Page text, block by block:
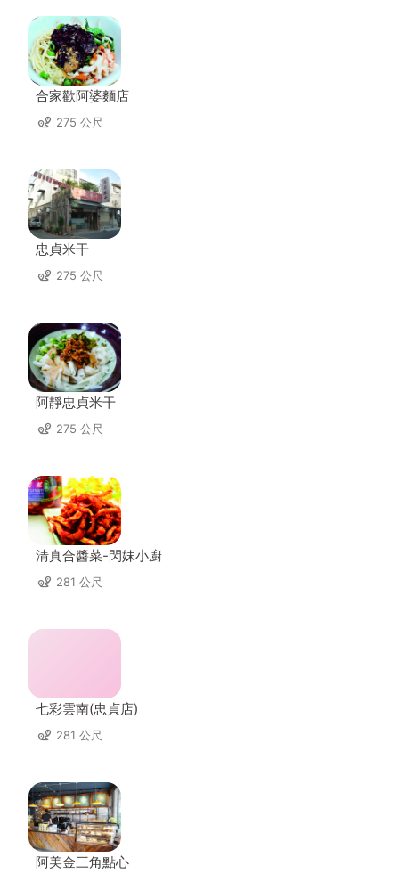
合家歡阿婆麵店
275 公尺
忠貞米干
275 公尺
阿靜忠貞米干
275 公尺
清真合醬菜-閃妹小廚
281 公尺
七彩雲南(忠貞店)
281 公尺
阿美金三角點心